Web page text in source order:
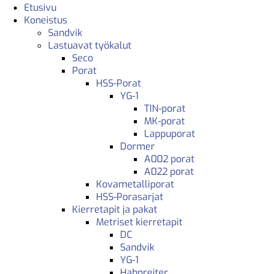
Etusivu
Koneistus
Sandvik
Lastuavat työkalut
Seco
Porat
HSS-Porat
YG-1
TIN-porat
MK-porat
Lappuporat
Dormer
A002 porat
A022 porat
Kovametalliporat
HSS-Porasarjat
Kierretapit ja pakat
Metriset kierretapit
DC
Sandvik
YG-1